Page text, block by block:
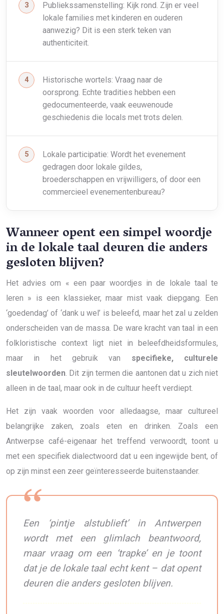
Publiekssamenstelling: Kijk rond. Zijn er veel
lokale families met kinderen en ouderen
aanwezig? Dit is een sterk teken van
authenticiteit.
Historische wortels: Vraag naar de
oorsprong. Echte tradities hebben een
gedocumenteerde, vaak eeuwenoude
geschiedenis die locals met trots delen.
Lokale participatie: Wordt het evenement
gedragen door lokale gildes,
broederschappen en vrijwilligers, of door een
commercieel evenementenbureau?
Wanneer opent een simpel woordje
in de lokale taal deuren die anders
gesloten blijven?
Het advies om « een paar woordjes in de lokale taal te
leren » is een klassieker, maar mist vaak diepgang. Een
‘goedendag’ of ‘dank u wel’ is beleefd, maar het zal u zelden
onderscheiden van de massa. De ware kracht van taal in een
folkloristische context ligt niet in beleefdheidsformules,
maar in het gebruik van specifieke, culturele
sleutelwoorden. Dit zijn termen die aantonen dat u zich niet
alleen in de taal, maar ook in de cultuur heeft verdiept.
Het zijn vaak woorden voor alledaagse, maar cultureel
belangrijke zaken, zoals eten en drinken. Zoals een
Antwerpse café-eigenaar het treffend verwoordt, toont u
met een specifiek dialectwoord dat u een ingewijde bent, of
op zijn minst een zeer geïnteresseerde buitenstaander.
Een ‘pintje alstublieft’ in Antwerpen
wordt met een glimlach beantwoord,
maar vraag om een ‘trapke’ en je toont
dat je de lokale taal echt kent – dat opent
deuren die anders gesloten blijven.